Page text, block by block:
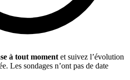
à tout moment et suivez l’évolution
Les sondages n’ont pas de date